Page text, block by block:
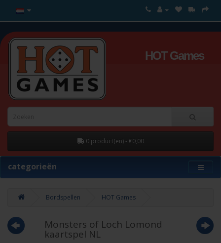
HOT Games
0 product(en) - €0,00
categorieën
Bordspellen HOT Games
Monsters of Loch Lomond
kaartspel NL